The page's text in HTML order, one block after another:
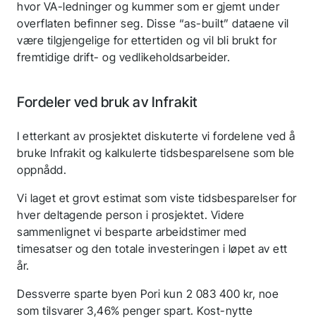
hvor VA-ledninger og kummer som er gjemt under
overflaten befinner seg. Disse “as-built” dataene vil
være tilgjengelige for ettertiden og vil bli brukt for
fremtidige drift- og vedlikeholdsarbeider.
Fordeler ved bruk av Infrakit
I etterkant av prosjektet diskuterte vi fordelene ved å
bruke Infrakit og kalkulerte tidsbesparelsene som ble
oppnådd.
Vi laget et grovt estimat som viste tidsbesparelser for
hver deltagende person i prosjektet. Videre
sammenlignet vi besparte arbeidstimer med
timesatser og den totale investeringen i løpet av ett
år.
Dessverre sparte byen Pori kun 2 083 400 kr, noe
som tilsvarer 3,46% penger spart. Kost-nytte
Takk for søknaden din!
fra oss.